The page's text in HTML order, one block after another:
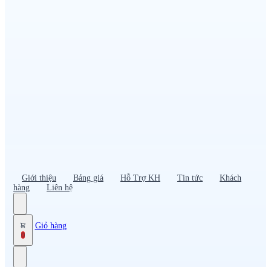
Giới thiệu Bảng giá Hỗ Trợ KH Tin tức
Khách
hàng
Liên hệ
0
Giỏ hàng